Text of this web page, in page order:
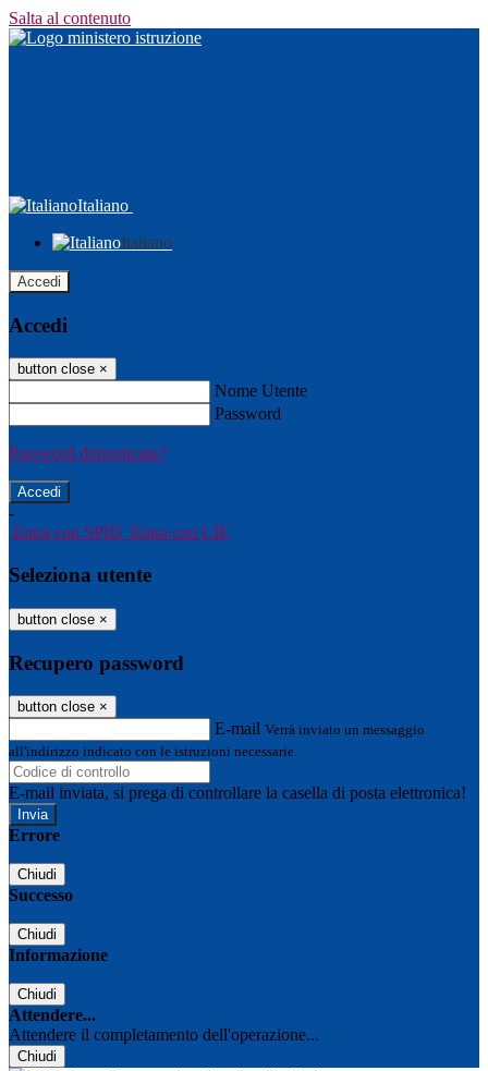
Salta al contenuto
Italiano
Italiano
Accedi
Accedi
button close ×
Nome Utente
Password
Password dimenticata?
-
Entra con SPID Entra con CIE
Seleziona utente
button close ×
Recupero password
button close ×
E-mail Verrà inviato un messaggio
all'indirizzo indicato con le istruzioni necessarie.
E-mail inviata, si prega di controllare la casella di posta elettronica!
Errore
Chiudi
Successo
Chiudi
Informazione
Chiudi
Attendere...
Attendere il completamento dell'operazione...
Chiudi